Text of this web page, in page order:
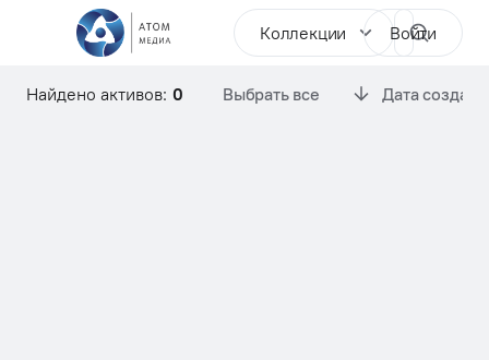
Коллекции Войти
Найдено активов: 0 Выбрать все Дата